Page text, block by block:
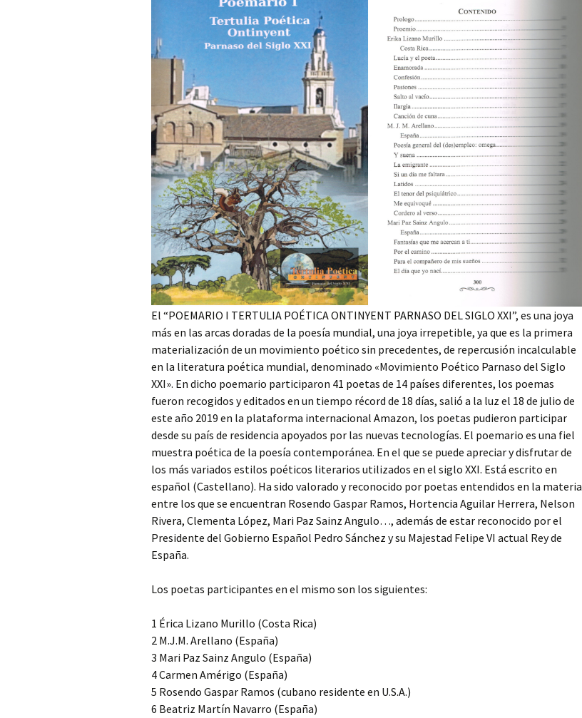
23 PARNASO SIGLO XXI
MÍRIAM FERNANDEZ –
ARGENTINA MIEMBRO
DE LA GENERACIÓN DEL
23 PARNASO SIGLO XXI
MARÚ C. NEGRO PARODI
– CHILE, MIEMBRO DE LA
GENERACIÓN DEL 23
PARNASO SIGLO XXI
FÉLIX NORABUENA
CERVANTES MIEMBRO
DE LA GENERACIÓN DEL
23 PARNASO SIGLO XXI
ROSENDO GASPAR
RAMOS MIEMBRO DE LA
GENERACIÓN DEL 23
PARNASO SIGLO XXI
CRISTHIAN EDGAR
MANSILLA TORREJÓN,
PREMIO ESPAÑOL…,
PRIMER CONCIERTO
MUNDIAL DE VERSOS
PATRICIA PEÑALVER
GALLARDO, PREMIO
ESPAÑOL…, PRIMER
CONCIERTO MUNDIAL
DE VERSOS
CARLOS HUMBERTO
SOLANO DIAZ, PREMIO
ESPAÑOL…, PRIMER
CONCIERTO MUNDIAL
DE VERSOS
IUDITA MIREA, PREMIO
ESPAÑOL…, PRIMER
CONCIERTO MUNDIAL
DE VERSOS
FELICITA ARENAS
VALENZUELA, PREMIO
ESPAÑOL…, PRIMER
CONCIERTO MUNDIAL
DE VERSOS
LUZ ELENA ARIAS SOTO,
PREMIO ESPAÑOL…, I
CONCIERTO MUNDIAL
DE VERSOS
MARÍA DE LA NUBE
FAJARDO CAJAMARCA,
PREMIO ESPAÑOL…,
PRIMER CONCIERTO
MUNDIAL DE VERSOS
El “POEMARIO I TERTULIA POÉTICA ONTINYENT PARNASO DEL SIGLO XXI”, es una joya
más en las arcas doradas de la poesía mundial, una joya irrepetible, ya que es la primera
materialización de un movimiento poético sin precedentes, de repercusión incalculable
en la literatura poética mundial, denominado «Movimiento Poético Parnaso del Siglo
XXI». En dicho poemario participaron 41 poetas de 14 países diferentes, los poemas
fueron recogidos y editados en un tiempo récord de 18 días, salió a la luz el 18 de julio de
este año 2019 en la plataforma internacional Amazon, los poetas pudieron participar
desde su país de residencia apoyados por las nuevas tecnologías. El poemario es una fiel
muestra poética de la poesía contemporánea. En el que se puede apreciar y disfrutar de
los más variados estilos poéticos literarios utilizados en el siglo XXI. Está escrito en
español (Castellano). Ha sido valorado y reconocido por poetas entendidos en la materia
entre los que se encuentran Rosendo Gaspar Ramos, Hortencia Aguilar Herrera, Nelson
Rivera, Clementa López, Mari Paz Sainz Angulo…, además de estar reconocido por el
Presidente del Gobierno Español Pedro Sánchez y su Majestad Felipe VI actual Rey de
España.
Los poetas participantes en el mismo son los siguientes:
1 Érica Lizano Murillo (Costa Rica)
2 M.J.M. Arellano (España)
3 Mari Paz Sainz Angulo (España)
4 Carmen Amérigo (España)
5 Rosendo Gaspar Ramos (cubano residente en U.S.A.)
6 Beatriz Martín Navarro (España)